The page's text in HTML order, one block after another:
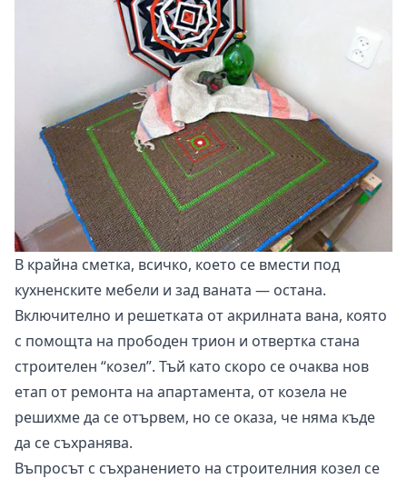
В крайна сметка, всичко, което се вмести под
кухненските мебели и зад ваната — остана.
Включително и решетката от акрилната вана, която
с помощта на прободен трион и отвертка стана
строителен “козел”. Тъй като скоро се очаква нов
етап от ремонта на апартамента, от козела не
решихме да се отървем, но се оказа, че няма къде
да се съхранява.
Въпросът с съхранението на строителния козел се